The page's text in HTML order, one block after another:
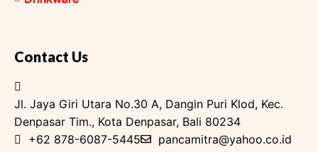
Contact Us
Jl. Jaya Giri Utara No.30 A, Dangin Puri Klod, Kec.
Denpasar Tim., Kota Denpasar, Bali 80234
+62 878-6087-5445
pancamitra@yahoo.co.id